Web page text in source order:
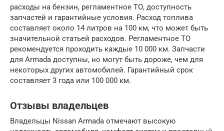
расходы на бензин, регламентное ТО, доступность
запчастей и гарантийные условия. Расход топлива
составляет около 14 литров на 100 км, что может быть
значительной статьей расходов. Регламентное ТО
рекомендуется проходить каждые 10 000 км. Запчасти
для Armada доступны, но могут быть дороже, чем для
некоторых других автомобилей. Гарантийный срок
составляет 3 года или 100 000 км.
Отзывы владельцев
Владельцы Nissan Armada отмечают высокую